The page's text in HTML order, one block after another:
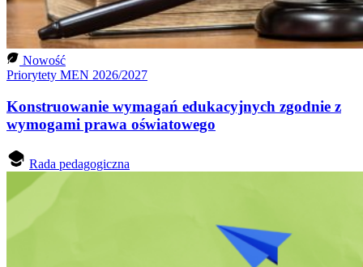
Nowość
Priorytety MEN 2026/2027
Konstruowanie wymagań edukacyjnych zgodnie z
wymogami prawa oświatowego
Rada pedagogiczna